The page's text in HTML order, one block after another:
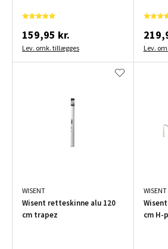
159,95 kr.
Lev. omk. tillægges Lev.
WISENT
Wisent retteskinne alu 120
cm trapez
WISENT
cm